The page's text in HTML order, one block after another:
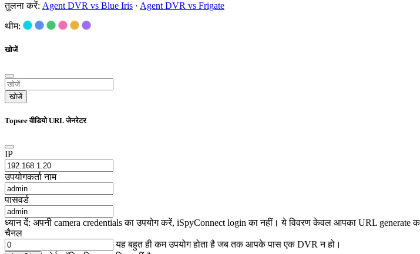
तुलना करें: Agent DVR vs Blue Iris · Agent DVR vs Frigate
थीम:
खोजें
खोजें
Topsee वीडियो URL जेनरेटर
IP
उपयोगकर्ता नाम
पासवर्ड
ध्यान दें: अपनी camera credentials का उपयोग करें, iSpyConnect login का नहीं। ये विवरण केवल आपका URL generate
चैनल
यह बहुत ही कम उपयोग होता है जब तक आपके पास एक DVR न हो।